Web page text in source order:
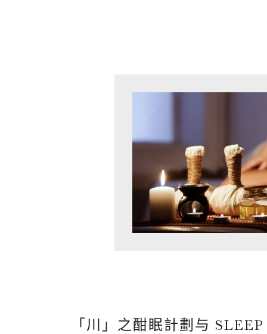
「川」之酣眠計劃与 SLEEP